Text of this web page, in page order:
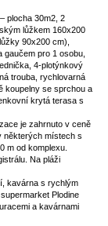
– plocha 30m2, 2
lůžkem 160x200
90x200 cm),
pro 1 osobu,
4-plotýnkový
trouba, rychlovarná
koupelny se sprchou a
krytá terasa s
je zahrnuto v ceně
některých místech s
m od komplexu.
Na pláži
kavárna s rychlým
Plodine
a kavárnami